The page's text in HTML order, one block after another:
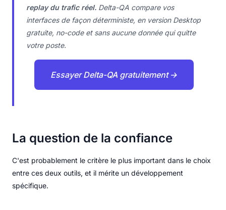
replay du trafic réel. Delta-QA compare vos
interfaces de façon déterministe, en version Desktop
gratuite, no-code et sans aucune donnée qui quitte
votre poste.
Essayer Delta-QA gratuitement →
La question de la confiance
C'est probablement le critère le plus important dans le choix
entre ces deux outils, et il mérite un développement
spécifique.